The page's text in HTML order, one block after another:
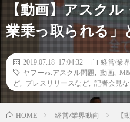
【動画】アスク
業乗っ取られる」
2019.07.18 17:04:32
経営/業
ヤフーvs.アスクル問題
動画
ど
プレスリリースなど 記者会見
HOME 経営/業界動向 【